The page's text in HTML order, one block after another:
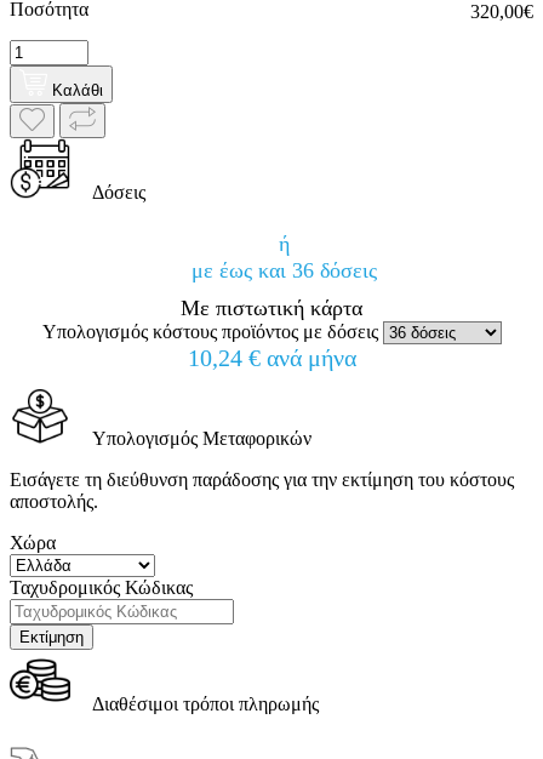
320,00€
Ποσότητα
Καλάθι
Δόσεις
ή
με έως και 36 δόσεις
Με πιστωτική κάρτα
Υπολογισμός κόστους προϊόντος με δόσεις
10,24 € ανά μήνα
Υπολογισμός Μεταφορικών
Εισάγετε τη διεύθυνση παράδοσης για την εκτίμηση του κόστους
αποστολής.
Χώρα
Ταχυδρομικός Κώδικας
Διαθέσιμοι τρόποι πληρωμής